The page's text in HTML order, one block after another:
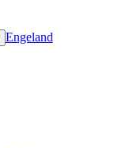
Engeland